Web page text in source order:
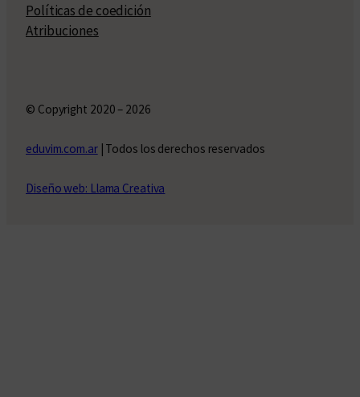
Políticas de coedición
Atribuciones
© Copyright 2020 – 2026
eduvim.com.ar| Todos los derechos reservados
Diseño web: Llama Creativa